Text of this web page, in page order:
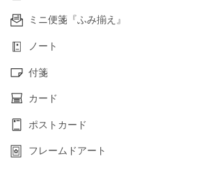
ミニ便箋『ふみ揃え』
ノート
付箋
カード
ポストカード
フレームドアート